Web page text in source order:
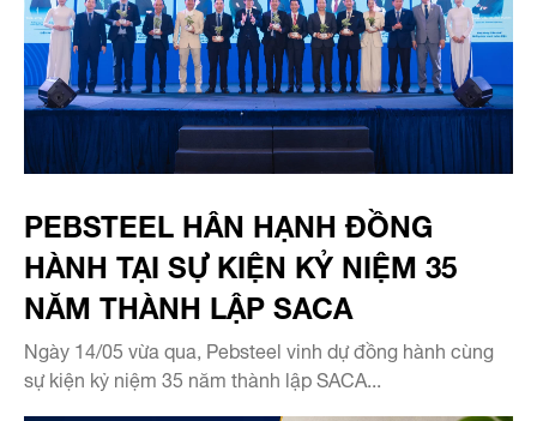
PEBSTEEL HÂN HẠNH ĐỒNG
HÀNH TẠI SỰ KIỆN KỶ NIỆM 35
NĂM THÀNH LẬP SACA
Ngày 14/05 vừa qua, Pebsteel vinh dự đồng hành cùng
sự kiện kỷ niệm 35 năm thành lập SACA...